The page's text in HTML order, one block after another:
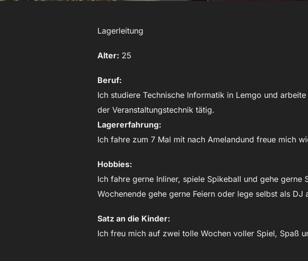
Lagerleitung
Alter: 25
Beruf:
Ich studiere Technische Informatik in Lemgo und
der Veranstaltungstechnik tätig.
Lagererfahrung:
Ich fahre zum 7 Mal mit nach Amelandund freue mich
Hobbies:
Ich fahre gerne Inliner, spiele Spikeball und gehe
Wochenende gehe gerne Feiern oder lege selbst als DJ
Satz an die Kinder:
Ich freu mich auf zwei tolle Wochen voller Spiel, Spaß